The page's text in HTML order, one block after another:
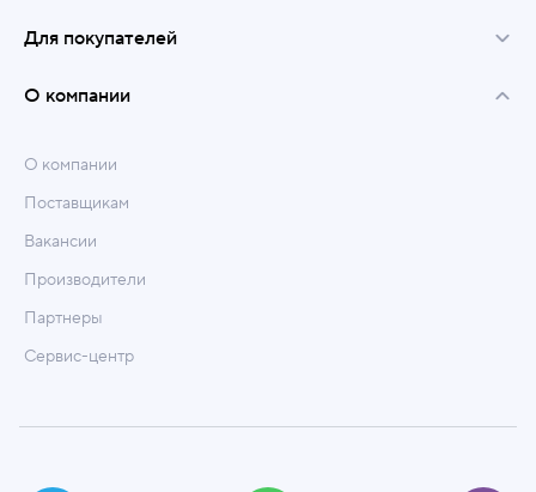
Для покупателей
О компании
О компании
Поставщикам
Вакансии
Производители
Партнеры
Сервис-центр